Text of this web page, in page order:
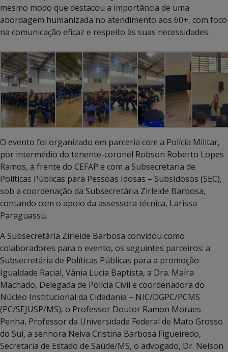
mesmo modo que destacou a importância de uma
abordagem humanizada no atendimento aos 60+, com foco
na comunicação eficaz e respeito às suas necessidades.
O evento foi organizado em parceria com a Polícia Militar,
por intermédio do tenente-coronel Robson Roberto Lopes
Ramos, à frente do CEFAP e com a Subsecretaria de
Políticas Públicas para Pessoas Idosas – SubsIdosos (SEC),
sob a coordenação da Subsecretária Zirleide Barbosa,
contando com o apoio da assessora técnica, Larissa
Paraguassu.
A Subsecretária Zirleide Barbosa convidou como
colaboradores para o evento, os seguintes parceiros: a
Subsecretária de Políticas Públicas para a promoção
Igualdade Racial, Vânia Lucia Baptista, a Dra. Maíra
Machado, Delegada de Polícia Civil e coordenadora do
Núcleo Institucional da Cidadania – NIC/DGPC/PCMS
(PC/SEJUSP/MS), o Professor Doutor Ramon Moraes
Penha, Professor da Universidade Federal de Mato Grosso
do Sul, a senhora Neiva Cristina Barbosa Figueiredo,
Secretaria de Estado de Saúde/MS, o advogado, Dr. Nelson